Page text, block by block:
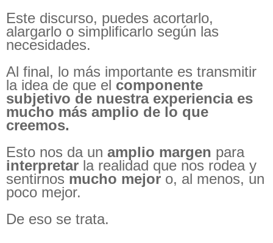
Este discurso, puedes acortarlo,
alargarlo o simplificarlo según las
necesidades.
Al final, lo más importante es transmitir
la idea de que el componente
subjetivo de nuestra experiencia es
mucho más amplio de lo que
creemos.
Esto nos da un amplio margen para
interpretar la realidad que nos rodea y
sentirnos mucho mejor o, al menos, un
poco mejor.
De eso se trata.